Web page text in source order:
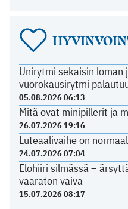
Unirytmi sekaisin loman
vuorokausirytmi
05.08.2026 06:13
Mitä ovat minipillerit ja
26.07.2026 19:16
Luteaalivaihe on
24.07.2026 07:04
Elohiiri silmässä –
vaaraton vaiva
15.07.2026 08:17